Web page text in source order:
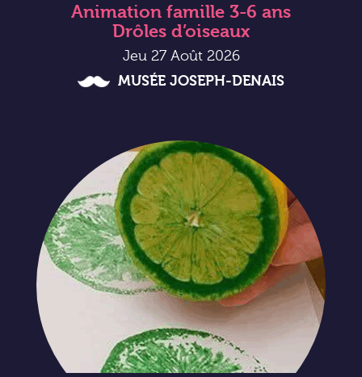
Animation famille 3-6 ans
Drôles d’oiseaux
Jeu 27 Août 2026
MUSÉE JOSEPH-DENAIS